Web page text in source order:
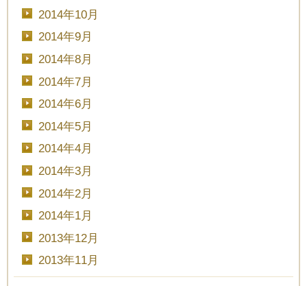
2014年10月
2014年9月
2014年8月
2014年7月
2014年6月
2014年5月
2014年4月
2014年3月
2014年2月
2014年1月
2013年12月
2013年11月